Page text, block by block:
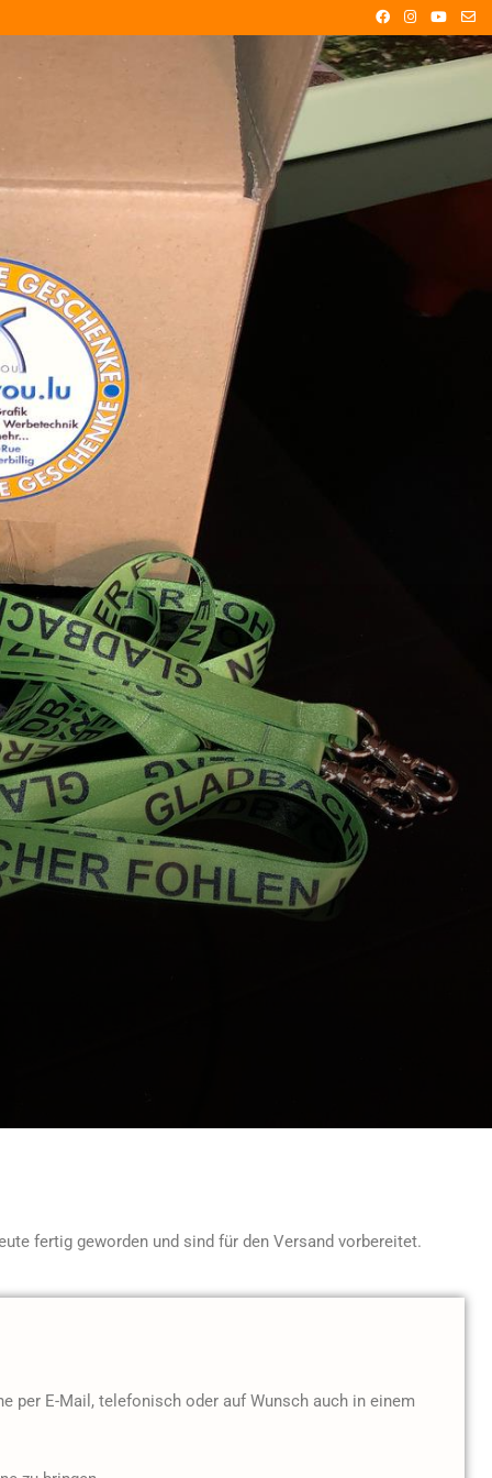
fertig geworden und sind für den Versand vorbereitet.
per E-Mail, telefonisch oder auf Wunsch auch in einem